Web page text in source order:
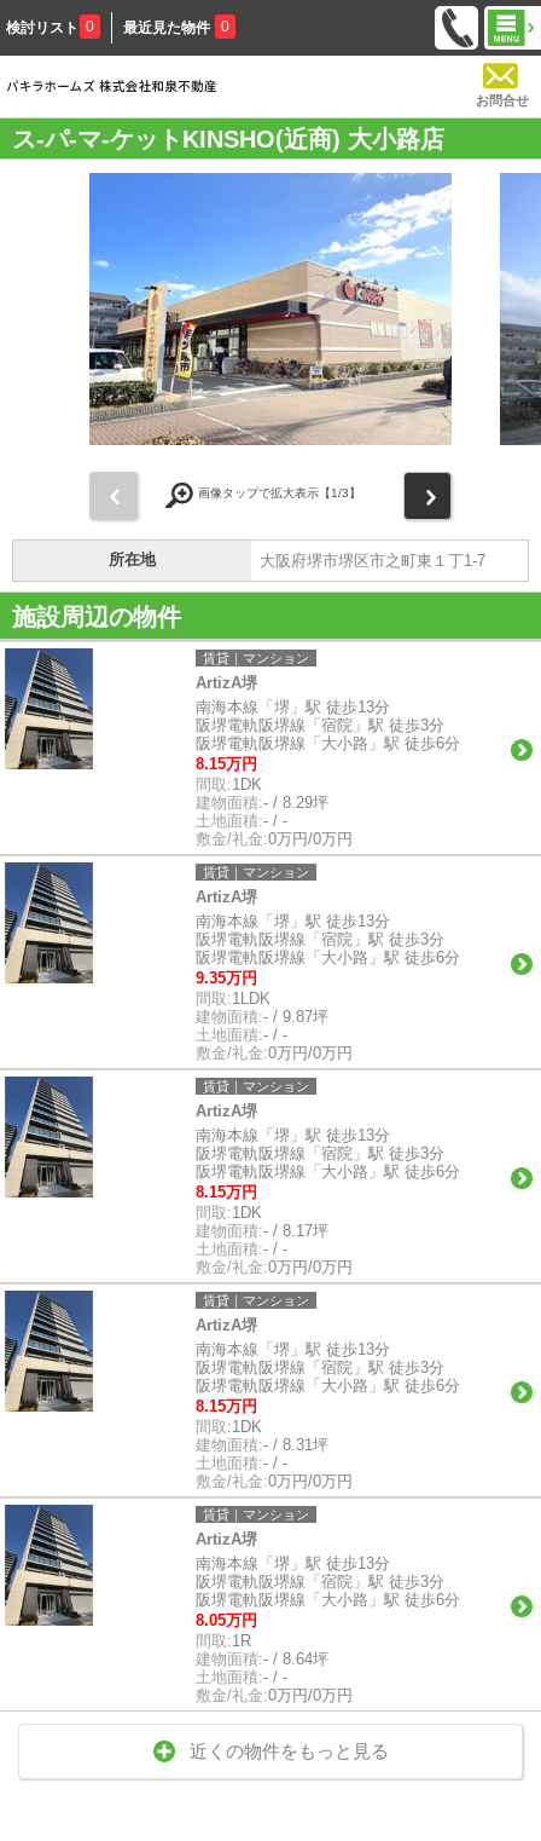
検討リスト 0 最近見た物件 0
お問合せ
ス-パ-マ-ケットKINSHO(近商) 大小路店
画像タップで拡大表示【1/3】
所在地 大阪府堺市堺区市之町東１丁1-7
施設周辺の物件
賃貸｜マンション
ArtizA堺
南海本線「堺」駅 徒歩13分
阪堺電軌阪堺線「宿院」駅 徒歩3分
阪堺電軌阪堺線「大小路」駅 徒歩6分
8.15万円
間取:1DK
建物面積:- / 8.29坪
土地面積:- / -
敷金/礼金:0万円/0万円
賃貸｜マンション
ArtizA堺
南海本線「堺」駅 徒歩13分
阪堺電軌阪堺線「宿院」駅 徒歩3分
阪堺電軌阪堺線「大小路」駅 徒歩6分
9.35万円
間取:1LDK
建物面積:- / 9.87坪
土地面積:- / -
敷金/礼金:0万円/0万円
賃貸｜マンション
ArtizA堺
南海本線「堺」駅 徒歩13分
阪堺電軌阪堺線「宿院」駅 徒歩3分
阪堺電軌阪堺線「大小路」駅 徒歩6分
8.15万円
間取:1DK
建物面積:- / 8.17坪
土地面積:- / -
敷金/礼金:0万円/0万円
賃貸｜マンション
ArtizA堺
南海本線「堺」駅 徒歩13分
阪堺電軌阪堺線「宿院」駅 徒歩3分
阪堺電軌阪堺線「大小路」駅 徒歩6分
8.15万円
間取:1DK
建物面積:- / 8.31坪
土地面積:- / -
敷金/礼金:0万円/0万円
賃貸｜マンション
ArtizA堺
南海本線「堺」駅 徒歩13分
阪堺電軌阪堺線「宿院」駅 徒歩3分
阪堺電軌阪堺線「大小路」駅 徒歩6分
8.05万円
間取:1R
建物面積:- / 8.64坪
土地面積:- / -
敷金/礼金:0万円/0万円
近くの物件をもっと見る